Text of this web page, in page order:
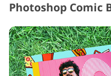
Photoshop Comic